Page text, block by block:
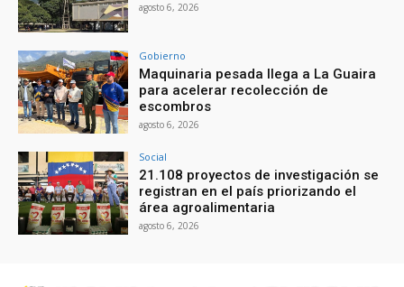
agosto 6, 2026
Gobierno
Maquinaria pesada llega a La Guaira
para acelerar recolección de
escombros
agosto 6, 2026
Social
21.108 proyectos de investigación se
registran en el país priorizando el
área agroalimentaria
agosto 6, 2026